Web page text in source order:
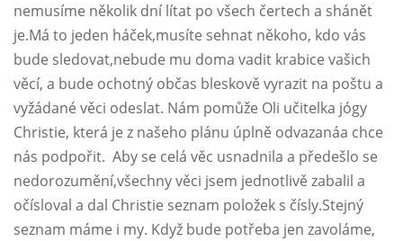
nemusíme několik dní lítat po všech čertech a shánět
je.Má to jeden háček,musíte sehnat někoho, kdo vás
bude sledovat,nebude mu doma vadit krabice vašich
věcí, a bude ochotný občas bleskově vyrazit na poštu a
vyžádané věci odeslat. Nám pomůže Oli učitelka jógy
Christie, která je z našeho plánu úplně odvazanáa chce
nás podpořit. Aby se celá věc usnadnila a předešlo se
nedorozumění,všechny věci jsem jednotlivě zabalil a
očísloval a dal Christie seznam položek s čísly.Stejný
seznam máme i my. Když bude potřeba jen zavoláme,